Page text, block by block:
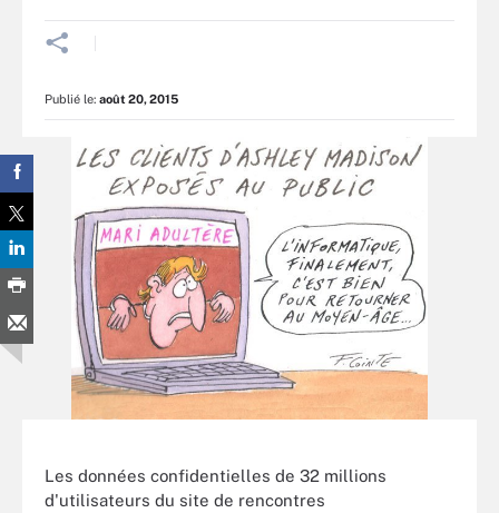
Publié le: août 20, 2015
Les données confidentielles de 32 millions
d'utilisateurs du site de rencontres